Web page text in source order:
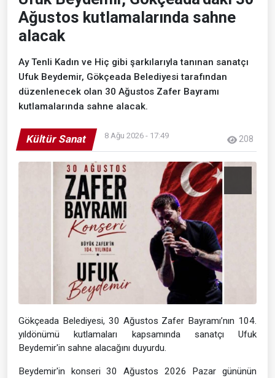
Ağustos kutlamalarında sahne
alacak
Ay Tenli Kadın ve Hiç gibi şarkılarıyla tanınan sanatçı
Ufuk Beydemir, Gökçeada Belediyesi tarafından
düzenlenecek olan 30 Ağustos Zafer Bayramı
kutlamalarında sahne alacak.
Kültür Sanat 8 Ağu 2026 - 17:49 208
Gökçeada Belediyesi, 30 Ağustos Zafer Bayramı’nın 104.
yıldönümü kutlamaları kapsamında sanatçı Ufuk
Beydemir'in sahne alacağını duyurdu.
Beydemir'in konseri 30 Ağustos 2026 Pazar gününün